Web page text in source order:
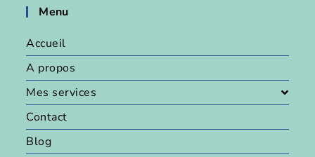
Menu
Accueil
A propos
Mes services
Contact
Blog